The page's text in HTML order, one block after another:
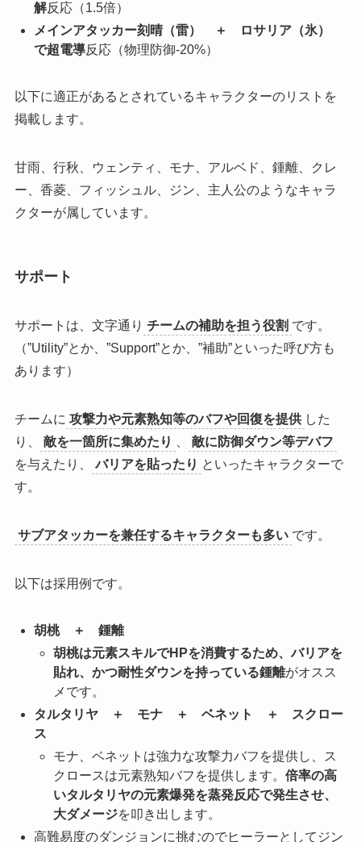
解反応（1.5倍）
メインアタッカー刻晴（雷） ＋ ロサリア（氷）
で超電導反応（物理防御-20%）
以下に適正があるとされているキャラクターのリストを
掲載します。
甘雨、行秋、ウェンティ、モナ、アルベド、鍾離、クレ
ー、香菱、フィッシュル、ジン、主人公のようなキャラ
クターが属しています。
サポート
サポートは、文字通り チームの補助を担う役割 です。
（”Utility”とか、”Support”とか、”補助”といった呼び方も
あります）
チームに 攻撃力や元素熟知等のバフや回復を提供 した
り、
敵を一箇所に集めたり
敵に防御ダウン等デバフ
を与えたり、
バリアを貼ったり といったキャラクターで
す。
サブアタッカーを兼任するキャラクターも多い です。
以下は採用例です。
胡桃 ＋ 鍾離
胡桃は元素スキルでHPを消費するため、バリアを
貼れ、かつ耐性ダウンを持っている鍾離がオスス
メです。
タルタリヤ ＋ モナ ＋ ベネット ＋ スクロー
ス
モナ、ベネットは強力な攻撃力バフを提供し、ス
クロースは元素熟知バフを提供します。 倍率の高
いタルタリヤの元素爆発を蒸発反応で発生させ、
大ダメージを叩き出します。
高難易度のダンジョンに挑むのでヒーラーとしてジン